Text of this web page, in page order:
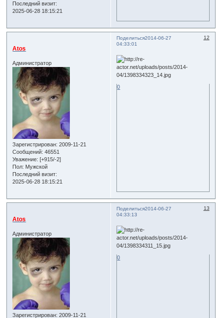
Последний визит:
2025-06-28 18:15:21
Поделиться 12
2014-06-27
04:33:01
Atos
Администратор
Зарегистрирован: 2009-11-21
Сообщений: 46551
Уважение: [+915/-2]
Пол: Мужской
Последний визит:
2025-06-28 18:15:21
0
Поделиться 13
2014-06-27
04:33:13
Atos
Администратор
Зарегистрирован: 2009-11-21
0